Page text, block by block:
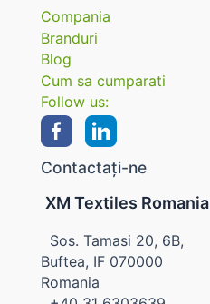
Compania
Branduri
Blog
Cum sa cumparati
Follow us:
Contactați-ne
XM Textiles Romania
Sos. Tamasi 20, 6B,
Buftea, IF 070000
Romania